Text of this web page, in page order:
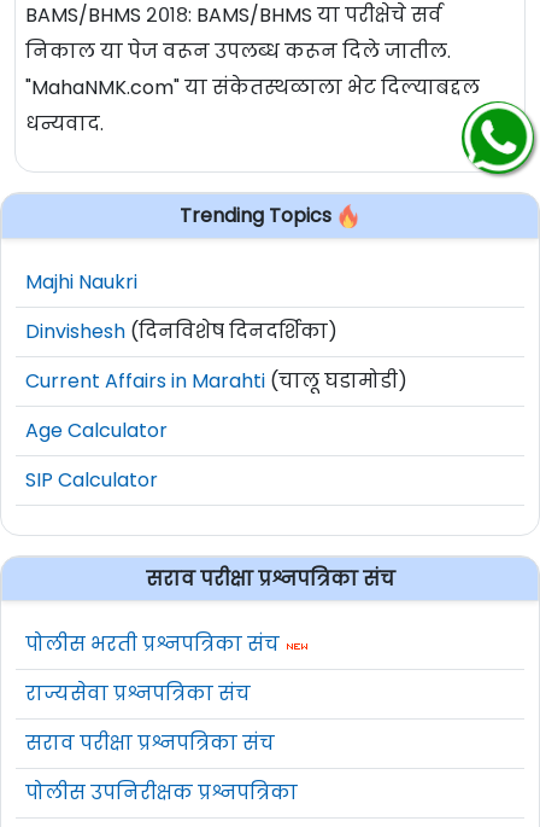
BAMS/BHMS २०१८: BAMS/BHMS या परीक्षेचे सर्व
निकाल या पेज वरून उपलब्ध करून दिले जातील.
"MahaNMK.com" या संकेतस्थळाला भेट दिल्याबद्दल
धन्यवाद.
Trending Topics
Majhi Naukri
Dinvishesh (दिनविशेष दिनदर्शिका)
Current Affairs in Marahti (चालू घडामोडी)
Age Calculator
SIP Calculator
सराव परीक्षा प्रश्नपत्रिका संच
पोलीस भरती प्रश्नपत्रिका संच
राज्यसेवा प्रश्नपत्रिका संच
सराव परीक्षा प्रश्नपत्रिका संच
पोलीस उपनिरीक्षक प्रश्नपत्रिका